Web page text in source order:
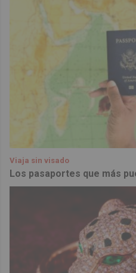
Viaja sin visado
Los pasaportes que más